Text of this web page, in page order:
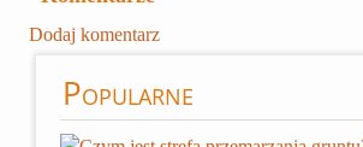
Dodaj komentarz
Popularne